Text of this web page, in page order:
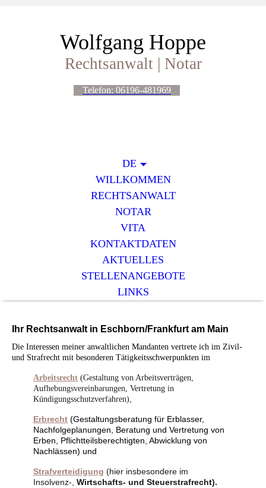
Wolfgang Hoppe
Rechtsanwalt | Notar
Telefon: 06196-481969
DE
WILLKOMMEN
RECHTSANWALT
NOTAR
VITA
KONTAKTDATEN
AKTUELLES
STELLENANGEBOTE
LINKS
Ihr Rechtsanwalt in Eschborn/Frankfurt am Main
Die Interessen meiner anwaltlichen Mandanten vertrete ich im Zivil-
und Strafrecht mit besonderen Tätigkeitsschwerpunkten im
Arbeitsrecht (Gestaltung von Arbeitsverträgen,
Aufhebungsvereinbarungen, Vertretung in
Kündigungsschutzverfahren),
Erbrecht (Gestaltungsberatung für Erblasser,
Nachfolgeplanungen, Beratung und Vertretung von
Erben, Pflichtteilsberechtigten, Abwicklung von
Nachlässen) und
Strafverteidigung (hier insbesondere im
Insolvenz-, Wirtschafts- und Steuerstrafrecht).